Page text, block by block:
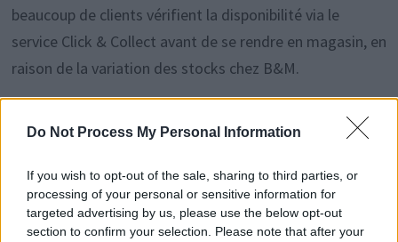
Do Not Process My Personal Information
If you wish to opt-out of the sale, sharing to third parties, or
processing of your personal or sensitive information for
targeted advertising by us, please use the below opt-out
section to confirm your selection. Please note that after your
beaucoup de clients vérifient la disponibilité via le
service Click & Collect avant de se rendre en magasin, en
raison de la variation des stocks chez B&M.
Sources
Pleine Vie
« À 1,99 € chez B&M, cet accessoire solaire change
l’ambiance du jardin sans faire grimper la facture